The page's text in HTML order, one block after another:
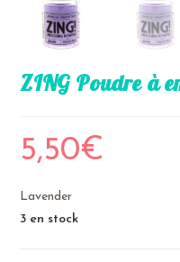
ZING Poudre à
5,50€
Lavender
3 en stock